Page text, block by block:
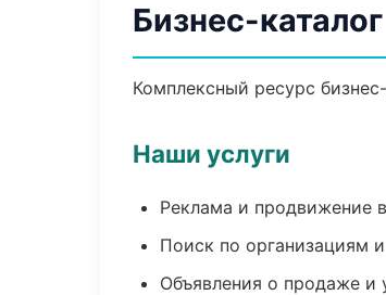
Бизнес-
Комплексный ресурс
Наши услуги
Реклама и продвижение
Поиск по организациям
Объявления о продаже и